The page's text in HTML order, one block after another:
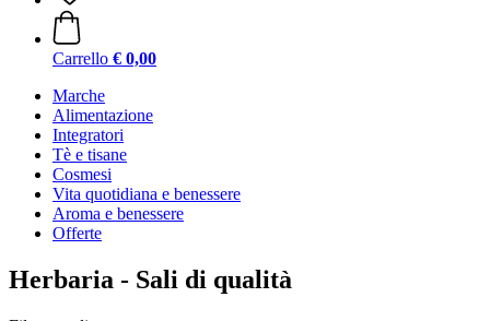
Carrello € 0,00
Marche
Alimentazione
Integratori
Tè e tisane
Cosmesi
Vita quotidiana e benessere
Aroma e benessere
Offerte
Herbaria - Sali di qualità